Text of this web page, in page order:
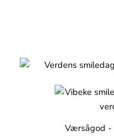
Værsågod -